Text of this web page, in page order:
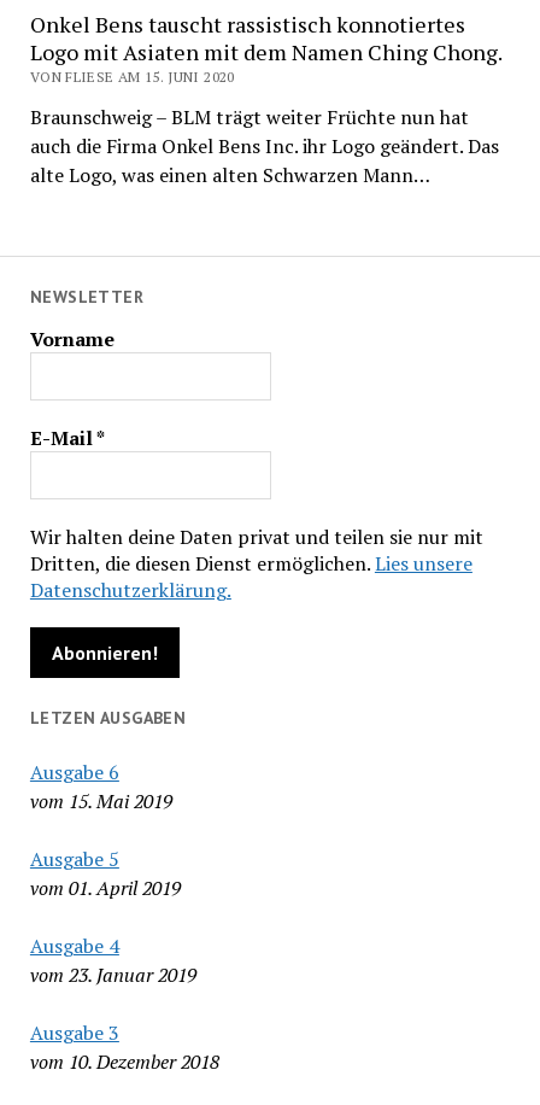
NEWSLETTER
Vorname
E-Mail*
Wir halten deine Daten privat und teilen sie nur mit
Dritten, die diesen Dienst ermöglichen.Lies unsere
Datenschutzerklärung.
LETZEN AUSGABEN
Ausgabe 6
vom 15. Mai 2019
Ausgabe 5
vom 01. April 2019
Ausgabe 4
vom 23. Januar 2019
Ausgabe 3
vom 10. Dezember 2018
Onkel Bens tauscht rassistisch konnotiertes
Logo mit Asiaten mit dem Namen Ching Chong.
VON FLIESE AM 15. JUNI 2020
Braunschweig – BLM trägt weiter Früchte nun hat
auch die Firma Onkel Bens Inc. ihr Logo geändert. Das
alte Logo, was einen alten Schwarzen Mann…